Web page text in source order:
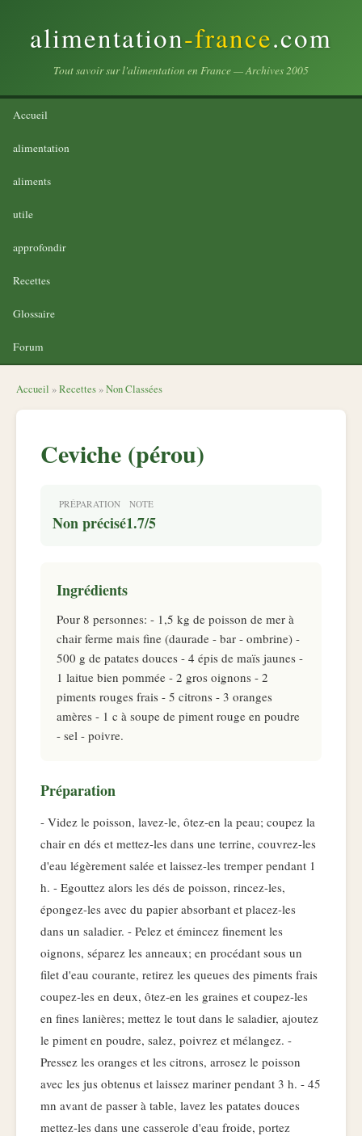
alimentation-france.com
Tout savoir sur l'alimentation en France — Archives 2005
Accueil
alimentation
aliments
utile
approfondir
Recettes
Glossaire
Forum
Accueil »Recettes »Non Classées
Ceviche (pérou)
PRÉPARATION
Non précisé
NOTE
1.7/5
Ingrédients
Pour 8 personnes: - 1,5 kg de poisson de mer à
chair ferme mais fine (daurade - bar - ombrine) -
500 g de patates douces - 4 épis de maïs jaunes -
1 laitue bien pommée - 2 gros oignons - 2
piments rouges frais - 5 citrons - 3 oranges
amères - 1 c à soupe de piment rouge en poudre
- sel - poivre.
Préparation
- Videz le poisson, lavez-le, ôtez-en la peau; coupez la
chair en dés et mettez-les dans une terrine, couvrez-les
d'eau légèrement salée et laissez-les tremper pendant 1
h. - Egouttez alors les dés de poisson, rincez-les,
épongez-les avec du papier absorbant et placez-les
dans un saladier. - Pelez et émincez finement les
oignons, séparez les anneaux; en procédant sous un
filet d'eau courante, retirez les queues des piments frais
coupez-les en deux, ôtez-en les graines et coupez-les
en fines lanières; mettez le tout dans le saladier, ajoutez
le piment en poudre, salez, poivrez et mélangez. -
Pressez les oranges et les citrons, arrosez le poisson
avec les jus obtenus et laissez mariner pendant 3 h. - 45
mn avant de passer à table, lavez les patates douces
mettez-les dans une casserole d'eau froide, portez